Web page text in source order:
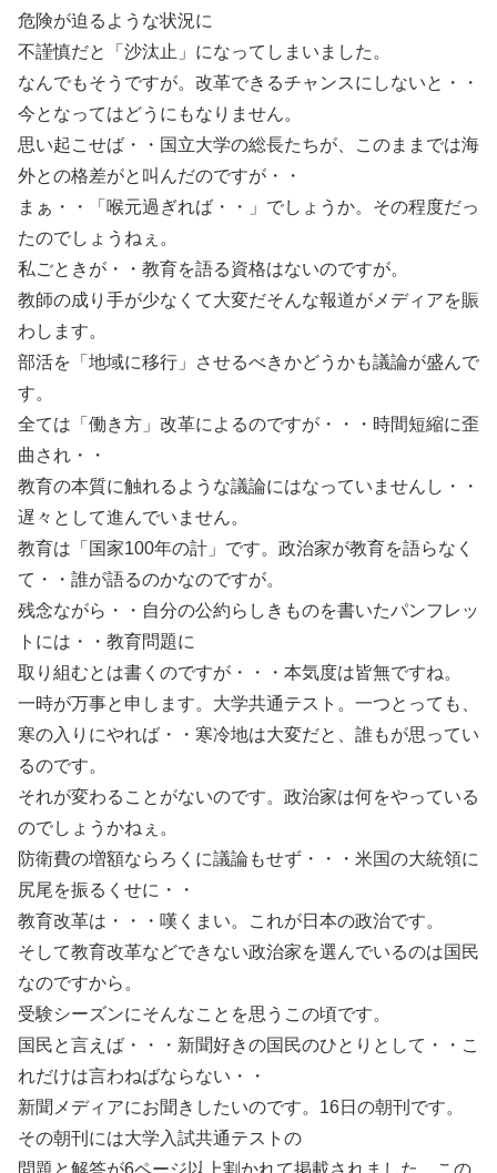
危険が迫るような状況に
不謹慎だと「沙汰止」になってしまいました。
なんでもそうですが。改革できるチャンスにしないと・・
今となってはどうにもなりません。
思い起こせば・・国立大学の総長たちが、このままでは海
外との格差がと叫んだのですが・・
まぁ・・「喉元過ぎれば・・」でしょうか。その程度だっ
たのでしょうねぇ。
私ごときが・・教育を語る資格はないのですが。
教師の成り手が少なくて大変だそんな報道がメディアを賑
わします。
部活を「地域に移行」させるべきかどうかも議論が盛んで
す。
全ては「働き方」改革によるのですが・・・時間短縮に歪
曲され・・
教育の本質に触れるような議論にはなっていませんし・・
遅々として進んでいません。
教育は「国家100年の計」です。政治家が教育を語らなく
て・・誰が語るのかなのですが。
残念ながら・・自分の公約らしきものを書いたパンフレッ
トには・・教育問題に
取り組むとは書くのですが・・・本気度は皆無ですね。
一時が万事と申します。大学共通テスト。一つとっても、
寒の入りにやれば・・寒冷地は大変だと、誰もが思ってい
るのです。
それが変わることがないのです。政治家は何をやっている
のでしょうかねぇ。
防衛費の増額ならろくに議論もせず・・・米国の大統領に
尻尾を振るくせに・・
教育改革は・・・嘆くまい。これが日本の政治です。
そして教育改革などできない政治家を選んでいるのは国民
なのですから。
受験シーズンにそんなことを思うこの頃です。
国民と言えば・・・新聞好きの国民のひとりとして・・こ
れだけは言わねばならない・・
新聞メディアにお聞きしたいのです。16日の朝刊です。
その朝刊には大学入試共通テストの
問題と解答が6ページ以上割かれて掲載されました。この